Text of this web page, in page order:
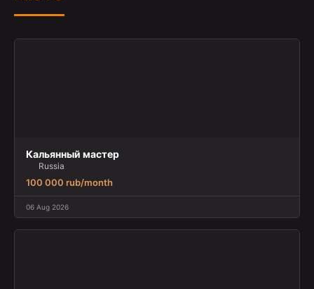
Кальянный мастер
Russia
100 000 rub/month
06 Aug 2026